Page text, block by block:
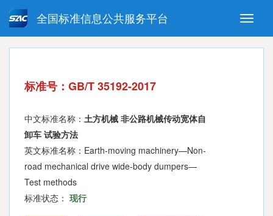
Toggle
全国标准信息公共服务平台
强制性国家标准 推荐性国家标准
指导性技术文件 (National standards in foreign
标准号：GB/T 35192-2017
中文标准名称： 土方机械 非公路机械传动宽体自
卸车 试验方法
英文标准名称：Earth-moving machinery—Non-
road mechanical drive wide-body dumpers—
Test methods
标准状态： 现行